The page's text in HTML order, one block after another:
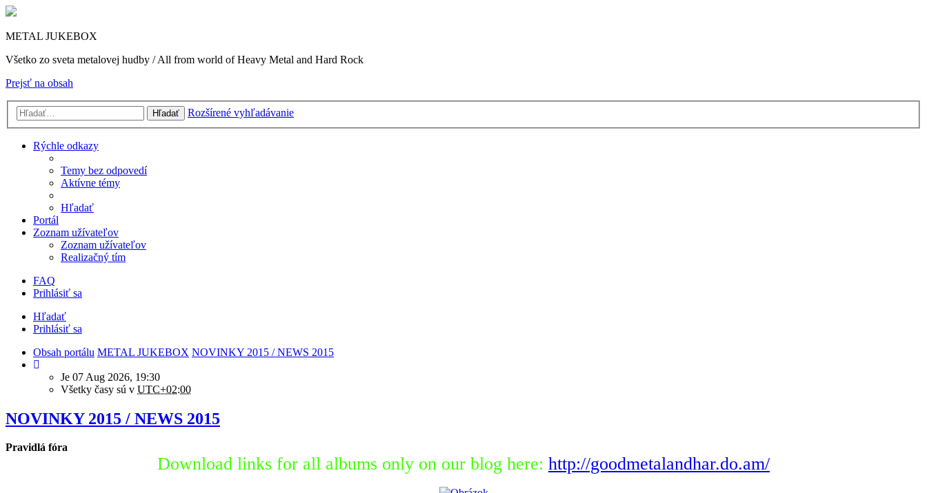
METAL JUKEBOX
Všetko zo sveta metalovej hudby / All from world of Heavy Metal and Hard Rock
Prejsť na obsah
Hľadať Rozšírené vyhľadávanie
Rýchle odkazy
Temy bez odpovedí
Aktívne témy
Hľadať
Portál
Zoznam užívateľov
Zoznam užívateľov
Realizačný tím
FAQ
Prihlásiť sa
Hľadať
Prihlásiť sa
Obsah portálu METAL JUKEBOX NOVINKY 2015 / NEWS 2015
Je 07 Aug 2026, 19:30
Všetky časy sú v UTC+02:00
NOVINKY 2015 / NEWS 2015
Pravidlá fóra
Download links for all albums only on our blog here: http://goodmetalandhar.do.am/